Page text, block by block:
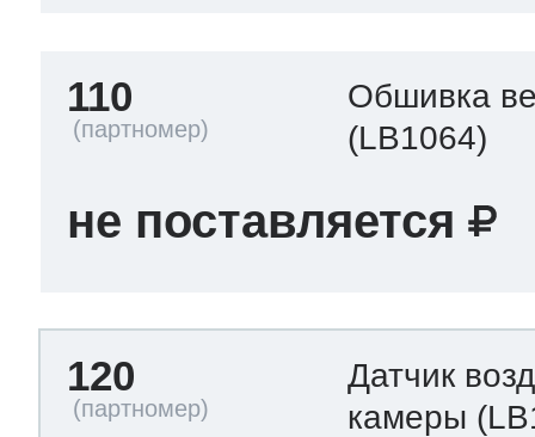
110
Обшивка
(LB1064)
не поставляется
120
Датчик
камеры